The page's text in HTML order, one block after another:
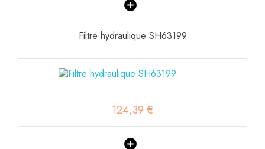
Filtre hydraulique SH63199
124,39 €